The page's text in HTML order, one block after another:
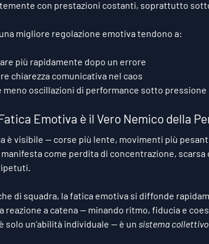
con prestazioni costanti, soprattutto
migliore regolazione emotiva tendono a:
più rapidamente dopo un errore
chiarezza comunicativa nel caos
meno oscillazioni di performance sotto pressione
Emotiva è il Vero Nemico della
è visibile — corse più lente, movimenti più
manifesta come perdita di concentrazione,
di squadra, la fatica emotiva si diffonde
reazione a catena — minando ritmo, fiducia e
solo un’abilità individuale — è un sistema